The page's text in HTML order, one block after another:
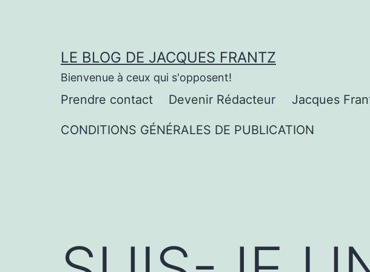
LE BLOG DE JACQUES FRANTZ
Bienvenue à ceux qui s'opposent!
Prendre contact Devenir Rédacteur Jacques
CONDITIONS GÉNÉRALES DE PUBLICATION